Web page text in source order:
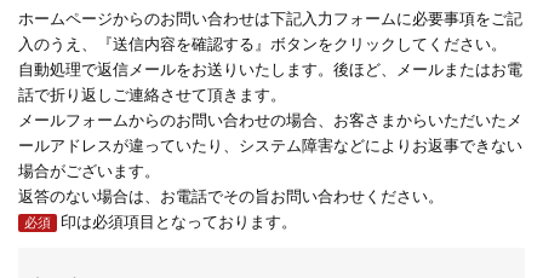
ホームページからのお問い合わせは下記入力フォームに必要事項をご記
入のうえ、『送信内容を確認する』ボタンをクリックしてください。
自動処理で返信メールをお送りいたします。後ほど、メールまたはお電
話で折り返しご連絡させて頂きます。
メールフォームからのお問い合わせの場合、お客さまからいただいたメ
ールアドレスが違っていたり、システム障害などによりお返事できない
場合がございます。
返答のない場合は、お電話でその旨お問い合わせください。
必須 印は必須項目となっております。